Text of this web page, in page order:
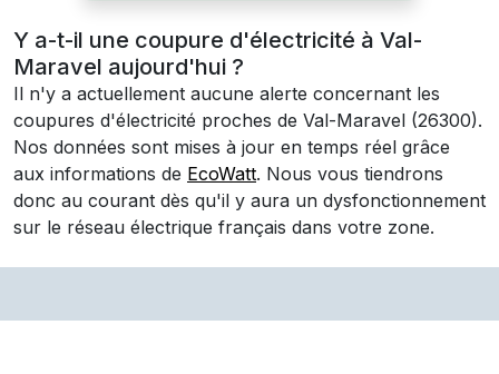
Y a-t-il une coupure d'électricité à Val-
Maravel aujourd'hui ?
Il n'y a actuellement aucune alerte concernant les
coupures d'électricité proches de Val-Maravel (26300).
Nos données sont mises à jour en temps réel grâce
aux informations de EcoWatt. Nous vous tiendrons
donc au courant dès qu'il y aura un dysfonctionnement
sur le réseau électrique français dans votre zone.